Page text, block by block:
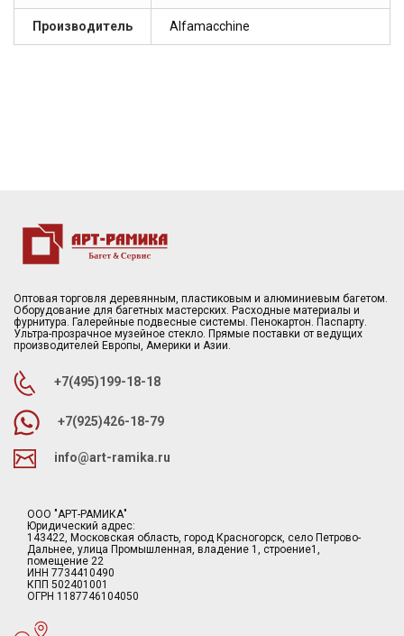
Производитель Alfamacchine
Оптовая торговля деревянным, пластиковым и алюминиевым багетом.
Оборудование для багетных мастерских. Расходные материалы и
фурнитура. Галерейные подвесные системы. Пенокартон. Паспарту.
Ультра-прозрачное музейное стекло. Прямые поставки от ведущих
производителей Европы, Америки и Азии.
+7(495)199-18-18
+7(925)426-18-79
info@art-ramika.ru
ООО "АРТ-РАМИКА"
Юридический адрес:
143422, Московская область, город Красногорск, село Петрово-
Дальнее, улица Промышленная, владение 1, строение1,
помещение 22
ИНН 7734410490
КПП 502401001
ОГРН 1187746104050